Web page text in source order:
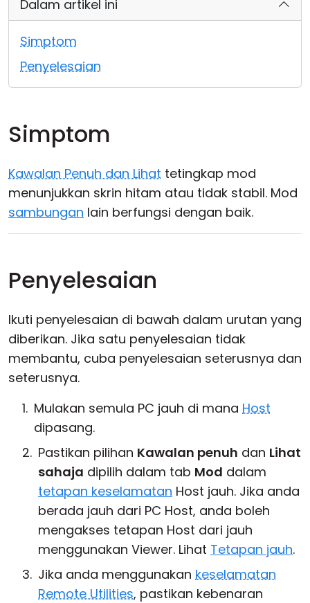
Dalam artikel ini
Simptom
Penyelesaian
Simptom
Kawalan Penuh dan Lihat tetingkap mod
menunjukkan skrin hitam atau tidak stabil. Mod
sambungan lain berfungsi dengan baik.
Penyelesaian
Ikuti penyelesaian di bawah dalam urutan yang
diberikan. Jika satu penyelesaian tidak
membantu, cuba penyelesaian seterusnya dan
seterusnya.
Mulakan semula PC jauh di mana Host
dipasang.
Pastikan pilihan Kawalan penuh dan Lihat
sahaja dipilih dalam tab Mod dalam
tetapan keselamatan Host jauh. Jika anda
berada jauh dari PC Host, anda boleh
mengakses tetapan Host dari jauh
menggunakan Viewer. Lihat Tetapan jauh.
Jika anda menggunakan keselamatan
Remote Utilities, pastikan kebenaran
Awan & Di Dalam Premis